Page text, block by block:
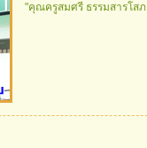
"คุณครูสมศรี ธรรมสารโส